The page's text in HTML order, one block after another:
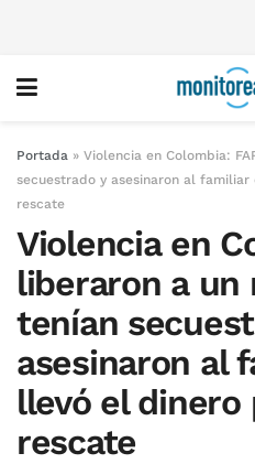
Portada » Violencia en Colombia:
secuestrado y asesinaron al
rescate
Violencia en
liberaron a un
tenían
asesinaron al
llevó el dinero
rescate